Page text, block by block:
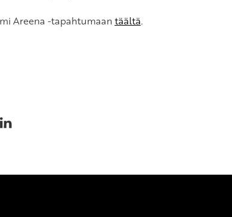
Areena -tapahtumaan täältä.